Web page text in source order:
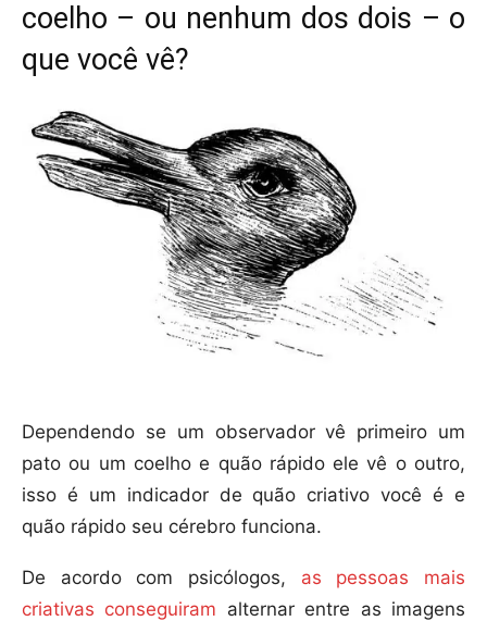
coelho – ou nenhum dos dois – o
que você vê?
Dependendo se um observador vê primeiro um
pato ou um coelho e quão rápido ele vê o outro,
isso é um indicador de quão criativo você é e
quão rápido seu cérebro funciona.
De acordo com psicólogos, as pessoas mais
criativas conseguiram alternar entre as imagens